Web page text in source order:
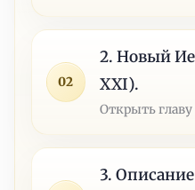
02
2. Новый
XXI).
Открыть главу
3.